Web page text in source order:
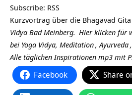
Subscribe: RSS
Kurzvortrag über die Bhagavad Gita
Vidya Bad Meinberg. Hier klicken für
bei Yoga Vidya, Meditation, Ayurveda,
Alle täglichen Inspirationen mp3 mit
Facebook Share